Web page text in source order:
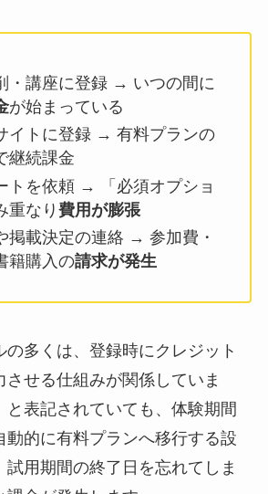
・講座に登録 → いつの間に
が始まっている
イトに登録 → 有料プランの
継続課金
トを依頼 → 「必須オプショ
重なり 費用が膨張
掲載決定の連絡 → 参加費・
籍購入の請求が発生
の多くは、登録時にクレジット
させる仕組みが関係していま
と表記されていても、体験期間
動的に有料プランへ移行する設
用期間の終了日を忘れてしま